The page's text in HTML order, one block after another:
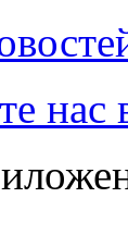
нас